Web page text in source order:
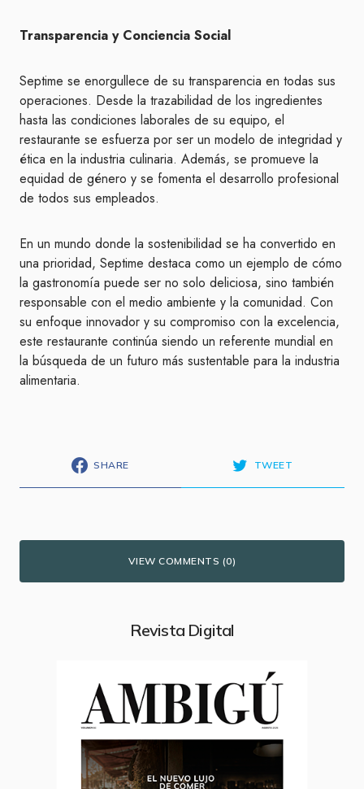
Transparencia y Conciencia Social
Septime se enorgullece de su transparencia en todas sus
operaciones. Desde la trazabilidad de los ingredientes
hasta las condiciones laborales de su equipo, el
restaurante se esfuerza por ser un modelo de integridad y
ética en la industria culinaria. Además, se promueve la
equidad de género y se fomenta el desarrollo profesional
de todos sus empleados.
En un mundo donde la sostenibilidad se ha convertido en
una prioridad, Septime destaca como un ejemplo de cómo
la gastronomía puede ser no solo deliciosa, sino también
responsable con el medio ambiente y la comunidad. Con
su enfoque innovador y su compromiso con la excelencia,
este restaurante continúa siendo un referente mundial en
la búsqueda de un futuro más sustentable para la industria
alimentaria.
SHARE TWEET
VIEW COMMENTS (0)
Revista Digital